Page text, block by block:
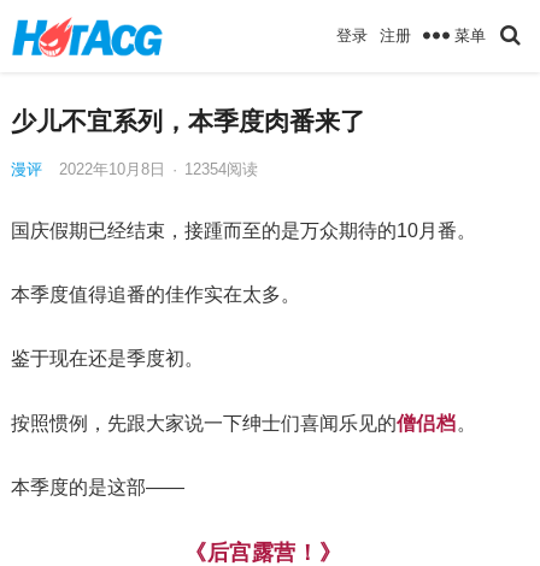
登录 注册 菜单
少儿不宜系列，本季度肉番来了
漫评 2022年10月8日 · 12354阅读
国庆假期已经结束，接踵而至的是万众期待的10月番。
本季度值得追番的佳作实在太多。
鉴于现在还是季度初。
按照惯例，先跟大家说一下绅士们喜闻乐见的僧侣档。
本季度的是这部——
《后宫露营！ 》